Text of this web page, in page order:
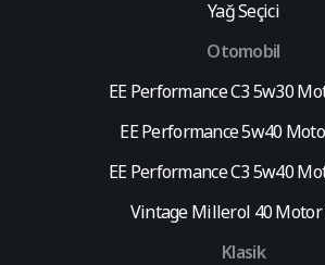
Yağ Seçici
Otomobil
EE Performance C3 5w30
EE Performance 5w40
EE Performance C3 5w40
Vintage Millerol 40 Motor
Klasik